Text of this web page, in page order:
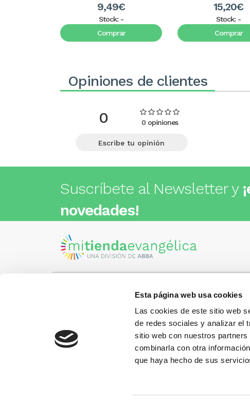
Esta página web usa cookies
Las cookies de este sitio web
de redes sociales y analizar el
sitio web con nuestros
combinarla con otra
que haya hecho de sus
9,49€
Stock: -
Comprar
15,20€
Stock: -
Comprar
Opiniones de clientes
0 0 opiniones
Escribe tu opinión
Suscríbete al Newsletter y
novedades!
Visita nuestra tienda
Metro: ¿Cómo llegar?
• Encants (L2) - a 1 calle
• Glòries (L1) - a 3 calles
• Sagrada Familia (L2, L5) - a 6
+34
¿Tienes
Llámanos y te
gusto.